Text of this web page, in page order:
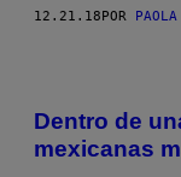
12.21.18 POR
Dentro de
mexicanas